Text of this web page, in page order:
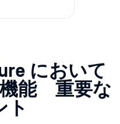
において
能 重要な
ト